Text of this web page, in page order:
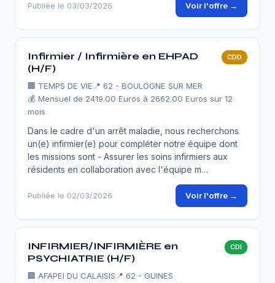
Publiée le 03/03/2026 Voir l'offre →
Infirmier / Infirmière en EHPAD
(H/F)
CDD
🏢 TEMPS DE VIE 📍 62 - BOULOGNE SUR MER
💰 Mensuel de 2419.00 Euros à 2662.00 Euros sur 12
mois
Dans le cadre d'un arrêt maladie, nous recherchons
un(e) infirmier(e) pour compléter notre équipe dont
les missions sont - Assurer les soins infirmiers aux
résidents en collaboration avec l'équipe m…
Publiée le 02/03/2026 Voir l'offre →
INFIRMIER/INFIRMIÈRE en
PSYCHIATRIE (H/F)
CDI
🏢 AFAPEI DU CALAISIS 📍 62 - GUINES